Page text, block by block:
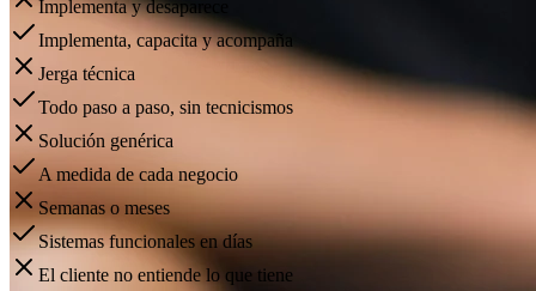
Implementa y desaparece
Implementa, capacita y acompaña
Jerga técnica
Todo paso a paso, sin tecnicismos
Solución genérica
A medida de cada negocio
Semanas o meses
Sistemas funcionales en días
El cliente no entiende lo que tiene